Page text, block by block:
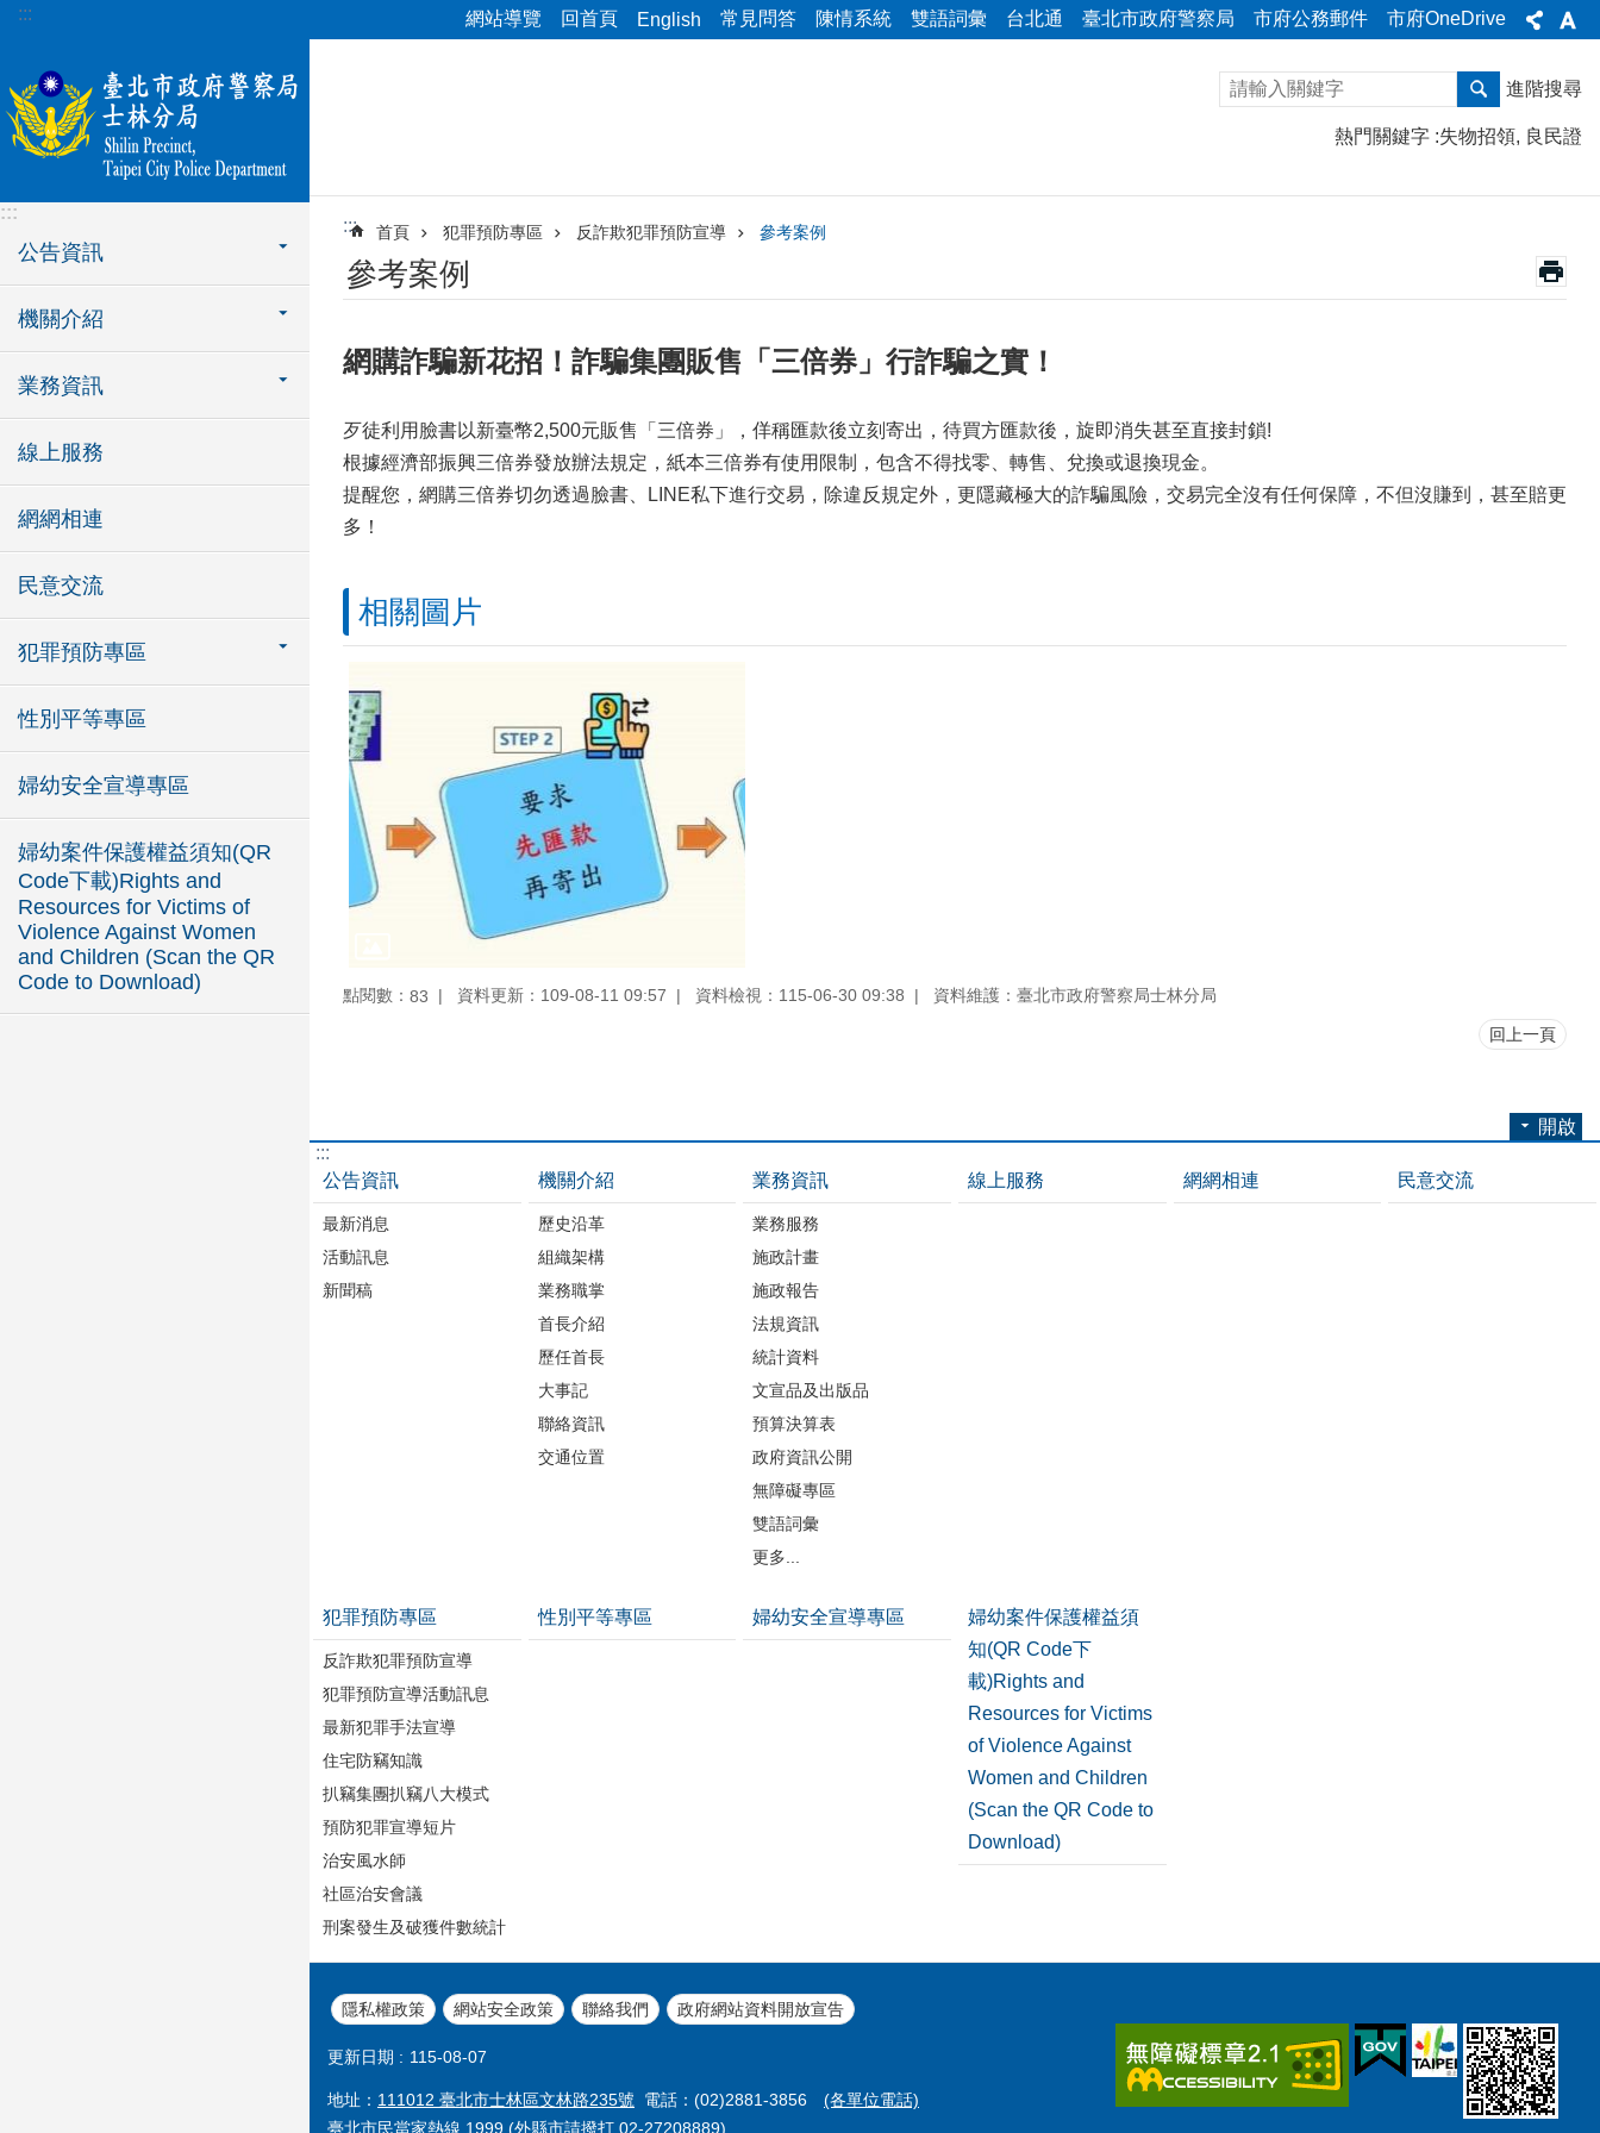
跳到主要內容區塊
::: 網站導覽 回首頁 English 常見問答 陳情系統 雙語詞彙 台北通 臺北市政府警察局 市府公務郵件 市府OneDrive
:::
公告資訊
機關介紹
業務資訊
線上服務
網網相連
民意交流
犯罪預防專區
性別平等專區
婦幼安全宣導專區
婦幼案件保護權益須知(QR
Code下載)Rights and
Resources for Victims of
Violence Against Women
and Children (Scan the QR
Code to Download)
進階搜尋
熱門關鍵字 失物招領 良民證
::: 首頁 犯罪預防專區 反詐欺犯罪預防宣導 參考案例
參考案例
網購詐騙新花招！詐騙集團販售「三倍券」行詐騙之實！
歹徒利用臉書以新臺幣2,500元販售「三倍券」，佯稱匯款後立刻寄出，待買方匯款後，旋即消失甚至直接封鎖!
根據經濟部振興三倍券發放辦法規定，紙本三倍券有使用限制，包含不得找零、轉售、兌換或退換現金。
提醒您，網購三倍券切勿透過臉書、LINE私下進行交易，除違反規定外，更隱藏極大的詐騙風險，交易完全沒有任何保障，不但沒賺到，甚至賠更
多！
相關圖片
點閱數： 83 資料更新：109-08-11 09:57 資料檢視：115-06-30 09:38 資料維護：臺北市政府警察局士林分局
回上一頁
開啟
:::
公告資訊
最新消息
活動訊息
新聞稿
機關介紹
歷史沿革
組織架構
業務職掌
首長介紹
歷任首長
大事記
聯絡資訊
交通位置
業務資訊
業務服務
施政計畫
施政報告
法規資訊
統計資料
文宣品及出版品
預算決算表
政府資訊公開
無障礙專區
雙語詞彙
更多...
線上服務 網網相連 民意交流
犯罪預防專區
反詐欺犯罪預防宣導
犯罪預防宣導活動訊息
最新犯罪手法宣導
住宅防竊知識
扒竊集團扒竊八大模式
預防犯罪宣導短片
治安風水師
社區治安會議
刑案發生及破獲件數統計
性別平等專區 婦幼安全宣導專區
婦幼案件保護權益須
知(QR Code下
載)Rights and
Resources for Victims
of Violence Against
Women and Children
(Scan the QR Code to
Download)
隱私權政策 網站安全政策 聯絡我們 政府網站資料開放宣告
更新日期 115-08-07
地址： 111012 臺北市士林區文林路235號 電話：(02)2881-3856 (各單位電話)
臺北市民當家熱線 1999 (外縣市請撥打 02-27208889)